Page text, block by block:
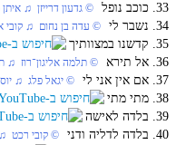
33. כוכב נופל
© גדעון דרייזן‏ ♫
34. נשבר לי © עדה בן נחום‏ ♫
35. קדשנו במצוותיך
36. אל תירא
© תלמה אליגון־רוז‏ ♫
37. אם אין אני לי © יגאל פלג‏ ♫
38. מתי מתי
39. בלדה לאישה
40. בלדה לדליה ודני
© קובי רכט‏